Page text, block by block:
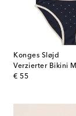
Konges Sløjd
Verzierter Bikini
€ 55
original price